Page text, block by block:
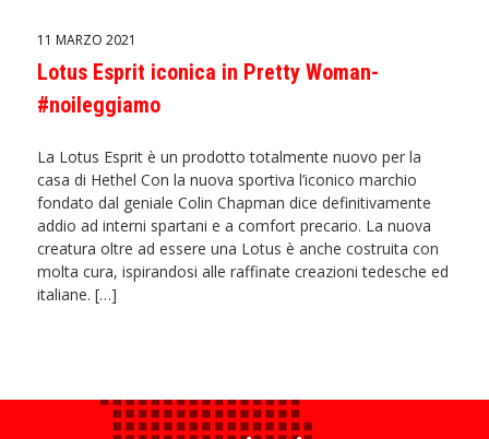
11 MARZO 2021
Lotus Esprit iconica in Pretty Woman-
#noileggiamo
La Lotus Esprit è un prodotto totalmente nuovo per la
casa di Hethel Con la nuova sportiva l’iconico marchio
fondato dal geniale Colin Chapman dice definitivamente
addio ad interni spartani e a comfort precario. La nuova
creatura oltre ad essere una Lotus è anche costruita con
molta cura, ispirandosi alle raffinate creazioni tedesche ed
italiane. […]